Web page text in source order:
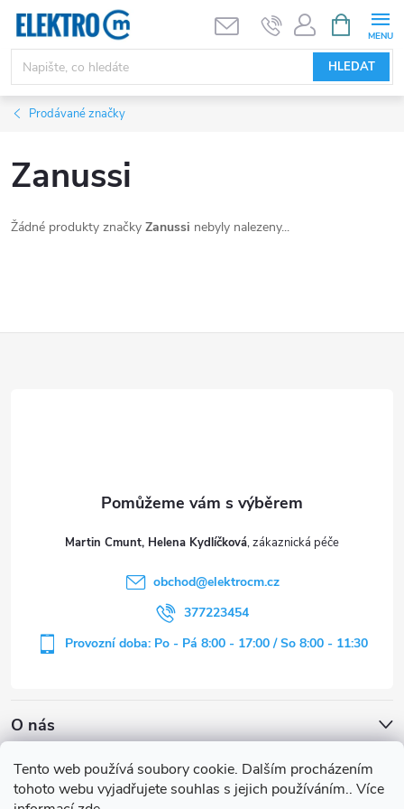
Tento web používá soubory cookie. Dalším procházením
tohoto webu vyjadřujete souhlas s jejich používáním.. Více
Přejít
obsah
HLEDAT
NÁKUPNÍ
KOŠÍK
Prodávané značky
Zanussi
Žádné produkty značky Zanussi nebyly nalezeny...
O nás
Martin Cmunt, Helena Kydlíčková
obchod@elektrocm.cz
377223454
Provozní doba: Po - Pá 8:00 - 17:00 / So 8:00 - 11:30